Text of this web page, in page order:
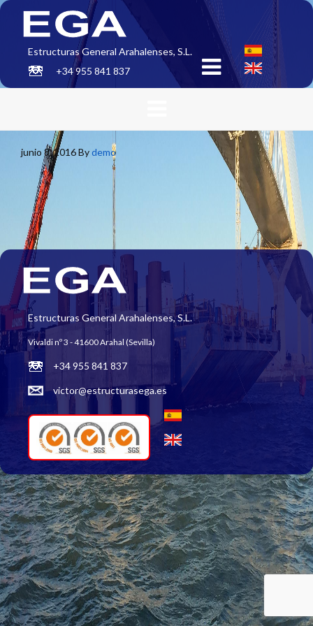
Estructuras General Arahalenses, S.L.
+34 955 841 837
junio 8, 2016Bydemo
Estructuras General Arahalenses, S.L.
Vivaldi nº 3 - 41600 Arahal (Sevilla)
+34 955 841 837
victor@estructurasega.es